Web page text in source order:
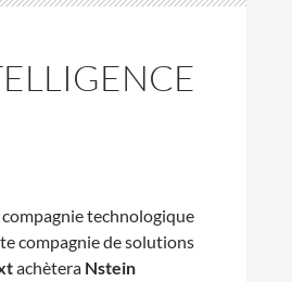
compagnie technologique
compagnie de solutions
achètera Nstein